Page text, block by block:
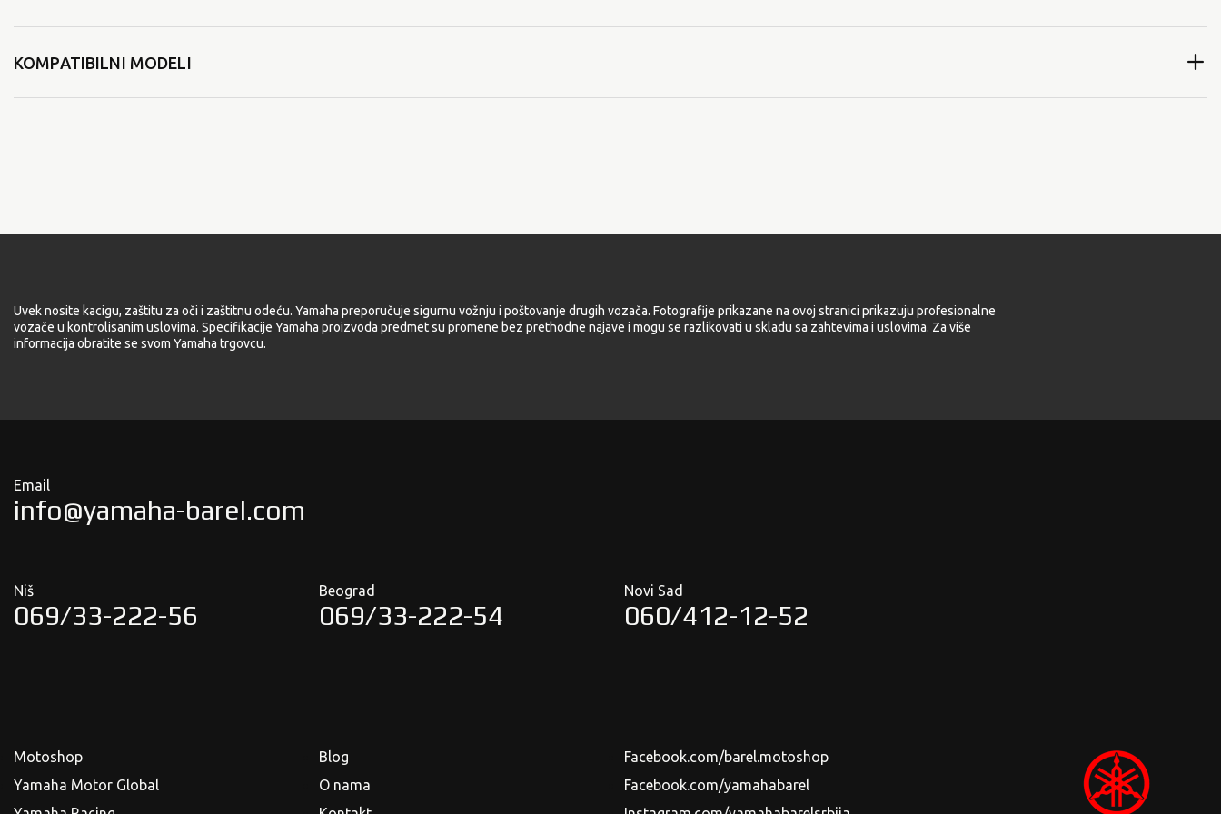
KOMPATIBILNI MODELI
Uvek nosite kacigu, zaštitu za oči i zaštitnu odeću. Yamaha preporučuje sigurnu vožnju i poštovanje drugih vozača. Fotografije prikazane na ovoj stranici prikazuju profesionalne
vozače u kontrolisanim uslovima. Specifikacije Yamaha proizvoda predmet su promene bez prethodne najave i mogu se razlikovati u skladu sa zahtevima i uslovima. Za više
informacija obratite se svom Yamaha trgovcu.
Email
info@yamaha-barel.com
Niš
069/33-222-56
Beograd
069/33-222-54
Novi Sad
060/412-12-52
Motoshop
Yamaha Motor Global
Blog
O nama
Facebook.com/barel.motoshop
Facebook.com/yamahabarel